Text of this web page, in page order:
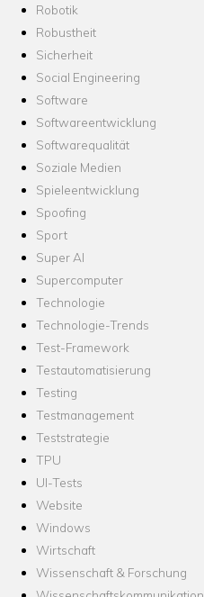
Robotik
Robustheit
Sicherheit
Social Engineering
Software
Softwareentwicklung
Softwarequalität
Soziale Medien
Spieleentwicklung
Spoofing
Sport
Super AI
Supercomputer
Technologie
Technologie-Trends
Test-Framework
Testautomatisierung
Testing
Testmanagement
Teststrategie
TPU
UI-Tests
Website
Windows
Wirtschaft
Wissenschaft & Forschung